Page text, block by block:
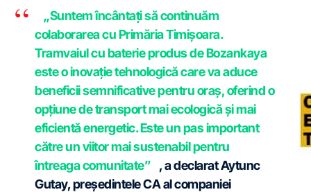
„Suntem încântați să continuăm
colaborarea cu Primăria Timișoara.
Tramvaiul cu baterie produs de Bozankaya
este o inovație tehnologică care va aduce
beneficii semnificative pentru oraș, oferind o
opțiune de transport mai ecologică și mai
eficientă energetic. Este un pas important
către un viitor mai sustenabil pentru
întreaga comunitate”
, a declarat Aytunc
Gutay, președintele CA al companiei